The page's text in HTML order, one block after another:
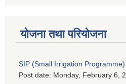
योजना तथा परियोजना
SIP (Small Irrigation Programme)
Post date: Monday, February 6,